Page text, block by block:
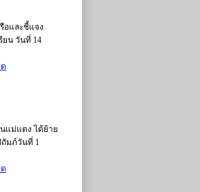
อและชี้แจง
ยน วันที่ 14
แม่แตง ได้ย้าย
ถัมภ์วันที่ 1